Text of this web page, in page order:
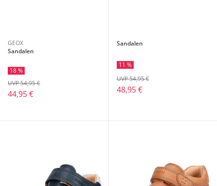
GEOX
Sandalen
18 %
44,95 €
UVP 54,95 €
Sandalen
11 %
48,95 €
UVP 54,95 €